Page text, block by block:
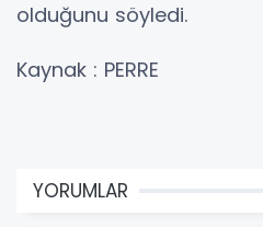
olduğunu söyledi.
Kaynak : PERRE
YORUMLAR